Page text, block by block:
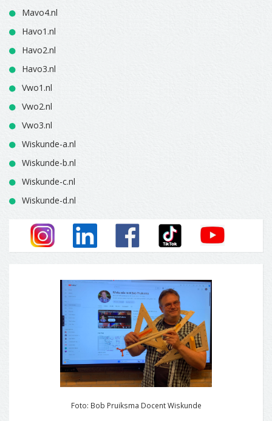
Mavo4.nl
Havo1.nl
Havo2.nl
Havo3.nl
Vwo1.nl
Vwo2.nl
Vwo3.nl
Wiskunde-a.nl
Wiskunde-b.nl
Wiskunde-c.nl
Wiskunde-d.nl
Foto: Bob Pruiksma Docent Wiskunde